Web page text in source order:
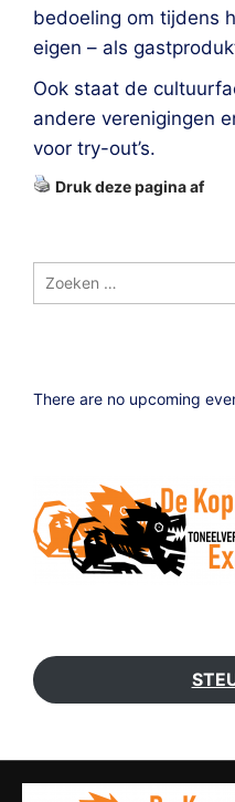
bedoeling om tijdens
eigen – als
Ook staat de
andere verenigingen
voor try-out’s.
Druk deze pagina af
Zoeken
naar:
There are no upcoming